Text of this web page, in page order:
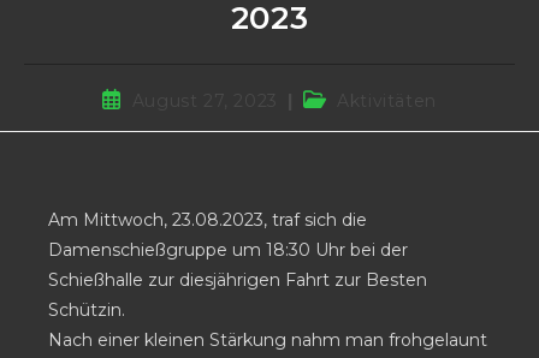
2023
August 27, 2023 Aktivitäten
Am Mittwoch, 23.08.2023, traf sich die
Damenschießgruppe um 18:30 Uhr bei der
Schießhalle zur diesjährigen Fahrt zur Besten
Schützin.
Nach einer kleinen Stärkung nahm man frohgelaunt